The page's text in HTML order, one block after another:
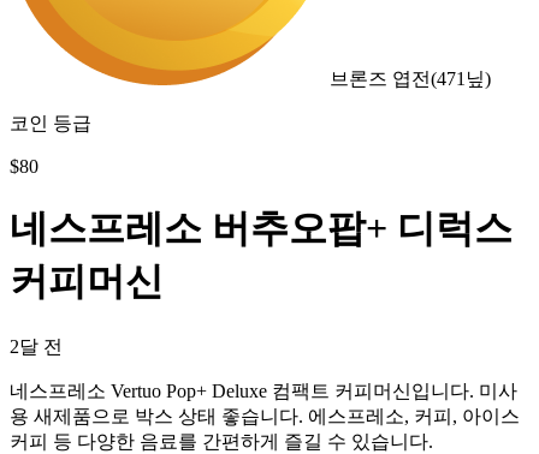
브론즈 엽전(471 닢)
코인 등급
$80
네스프레소 버추오팝+ 디럭스
커피머신
2달 전
네스프레소 Vertuo Pop+ Deluxe 컴팩트 커피머신입니다. 미사
용 새제품으로 박스 상태 좋습니다. 에스프레소, 커피, 아이스
커피 등 다양한 음료를 간편하게 즐길 수 있습니다.